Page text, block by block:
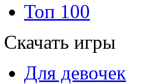
Топ 100
Скачать игры
Для девочек